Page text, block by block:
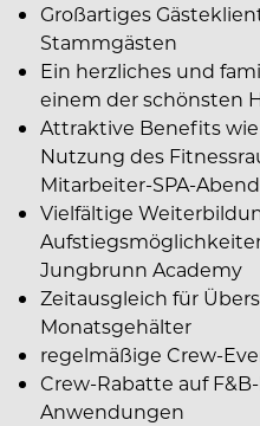
Großartiges
Stammgästen
Ein herzliches und
einem der schönsten
Attraktive Benefits
Nutzung des
Mitarbeiter-SPA-
Vielfältige
Jungbrunn Academy
Zeitausgleich für
Monatsgehälter
regelmäßige Crew-
Crew-Rabatte auf
Anwendungen